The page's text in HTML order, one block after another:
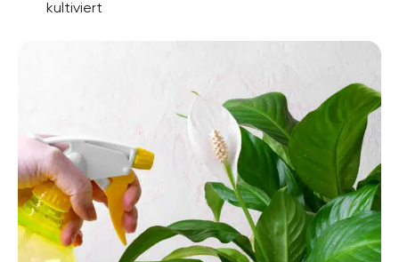
kultiviert